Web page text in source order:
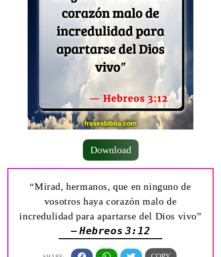
Download
“Mirad, hermanos, que en ninguno de
vosotros haya corazón malo de
incredulidad para apartarse del Dios vivo”
— Hebreos 3:12